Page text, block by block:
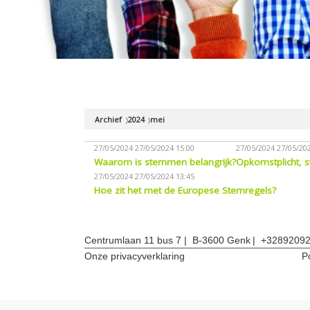
Archief 2024 mei
27/05/202427/05/2024 15:00
Waarom is stemmen belangrijk?
27/05/202427/05/
Opkomstplicht,
27/05/202427/05/2024 13:45
Hoe zit het met de Europese Stemregels?
Centrumlaan 11 bus 7 B-3600 Genk
Onze privacyverklaring